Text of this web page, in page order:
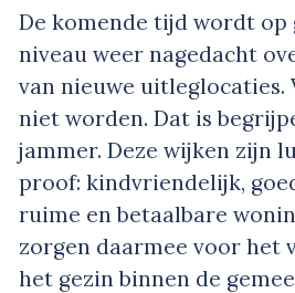
De komende tijd wordt op
niveau weer nagedacht
van nieuwe uitleglocaties.
niet worden. Dat is
jammer. Deze wijken zijn
proof: kindvriendelijk,
ruime en betaalbare
zorgen daarmee voor het
het gezin binnen de